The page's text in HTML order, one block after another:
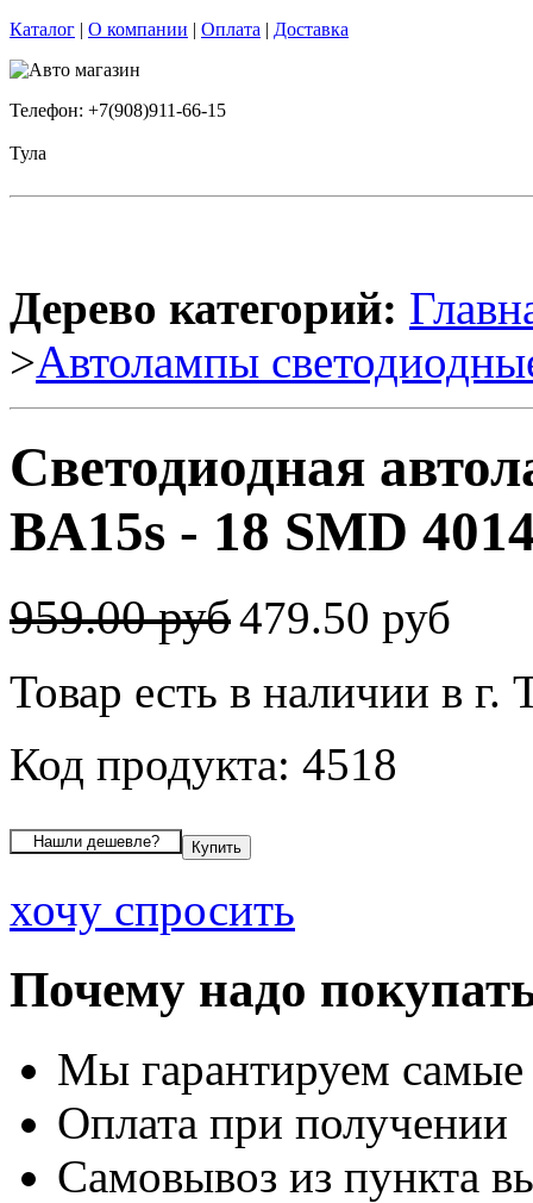
Каталог | О компании | Оплата | Доставка
Телефон: +7(908)911-66-15
Тула
Дерево категорий:
>Автолампы
Светодиодная
BA15s - 18 SMD
959.00 руб479.50 руб
Товар есть в наличии в г.
Код продукта: 4518
хочу спросить
Почему надо
Мы гарантируем
Оплата при получении
Самовывоз из пункта